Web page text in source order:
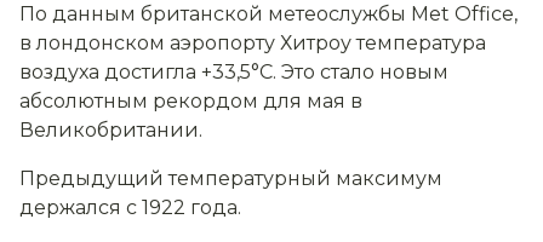
По данным британской метеослужбы Met Office,
в лондонском аэропорту Хитроу температура
воздуха достигла +33,5°C. Это стало новым
абсолютным рекордом для мая в
Великобритании.
Предыдущий температурный максимум
держался с 1922 года.